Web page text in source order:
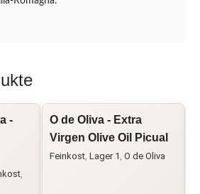
-
,
O de Oliva - Extra
Virgen Olive Oil Picual
Feinkost, Lager 1 , O de Oliva